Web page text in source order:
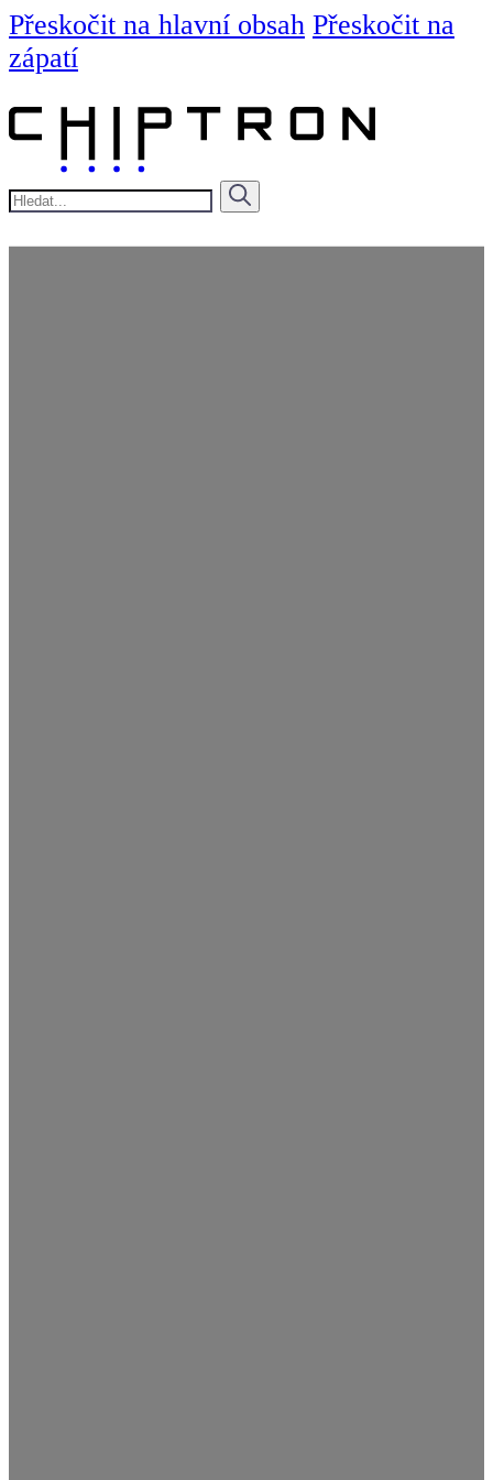
Přeskočit na hlavní obsah Přeskočit na
zápatí
Hledat